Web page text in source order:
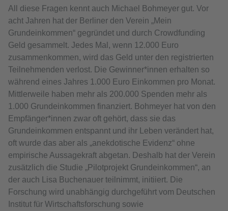
All diese Fragen kennt auch Michael Bohmeyer gut. Vor
acht Jahren hat der Berliner den Verein „Mein
Grundeinkommen“ gegründet und durch Crowdfunding
Geld gesammelt. Jedes Mal, wenn 12.000 Euro
zusammenkommen, wird das Geld unter den registrierten
Teilnehmenden verlost. Die Gewinner*innen erhalten so
während eines Jahres 1.000 Euro Einkommen pro Monat.
Mittlerweile haben mehr als 200.000 Spenden mehr als
1.000 Grundeinkommen finanziert. Bohmeyer hat von den
Empfänger*innen zwar oft gehört, dass sie das
Grundeinkommen entspannt und ihr Leben verändert hat,
oft wurde das aber als „anekdotische Evidenz“ ohne
empirische Aussagekraft abgetan. Deshalb hat der Verein
zusätzlich die Studie „Pilotprojekt Grundeinkommen“, an
der auch Lisa Buchenauer teilnimmt, initiiert. Die
Forschung wird unabhängig durchgeführt vom Deutschen
Institut für Wirtschaftsforschung sowie